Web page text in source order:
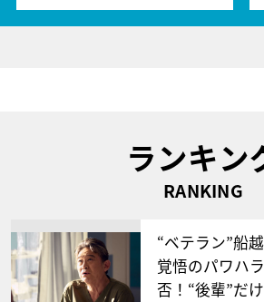
ランキン
RANKING
“ベテラン”船
覚悟のパワハ
否！“後輩”だ